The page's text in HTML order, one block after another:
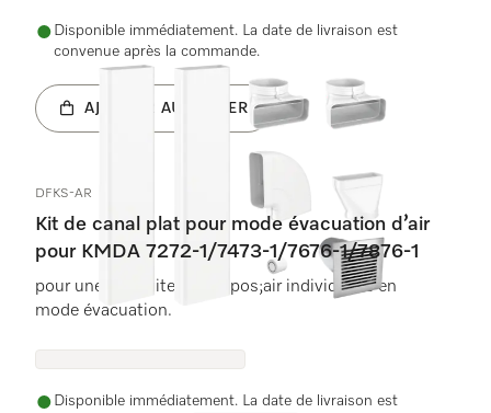
Disponible immédiatement. La date de livraison est
convenue après la commande.
AJOUTER AU PANIER
DFKS-AR
Kit de canal plat pour mode évacuation d’air
pour KMDA 7272-1/7473-1/7676-1/7876-1
pour une conduite de l&apos;air individuelle en
mode évacuation.
Disponible immédiatement. La date de livraison est